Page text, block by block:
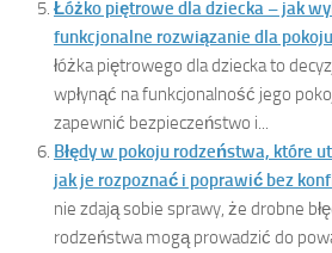
Łóżko piętrowe dla dziecka – jak
funkcjonalne rozwiązanie dla
łóżka piętrowego dla dziecka to
wpłynąć na funkcjonalność jego
zapewnić bezpieczeństwo i...
Błędy w pokoju rodzeństwa, które
jak je rozpoznać i poprawić bez
nie zdają sobie sprawy, że drobne
rodzeństwa mogą prowadzić do